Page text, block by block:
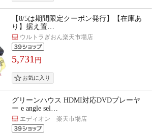
【8/5は期間限定クーポン発行】【在庫あ
り】据え置…
ウルトラぎおん楽天市場店
5,731 円
グリーンハウス HDMI対応DVDプレーヤ
ー e angle sel…
エディオン 楽天市場店